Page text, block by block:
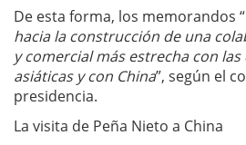
De esta forma, los memorandos “
hacia la construcción de una
y comercial más estrecha con
asiáticas y con China”, según el
presidencia.
La visita de Peña Nieto a China